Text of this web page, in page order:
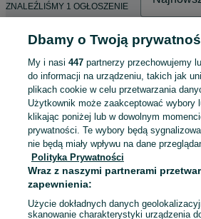
ZNALEŹLIŚMY 1 OGŁOSZENIE
Ostrzenie pił
HM
0,32 zł
Secemin
Odświeżono dnia
Dbamy o Twoją
My i nasi 447partnerzy przechowujemy
do informacji na urządzeniu, takich jak
plikach cookie w celu przetwarzania
Użytkownik może zaakceptować wybory
klikając poniżej lub w dowolnym
prywatności. Te wybory będą
nie będą miały wpływu na dane
Polityka Prywatności
Wraz z naszymi partnerami
zapewnienia:
Użycie dokładnych danych
skanowanie charakterystyki urządzenia